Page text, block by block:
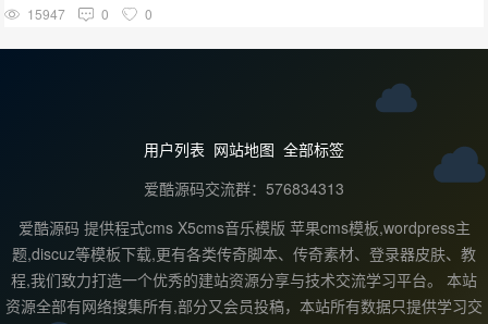
15947 0 0
用户列表 网站地图 全部标签
爱酷源码交流群：576834313
爱酷源码 提供程式cms X5cms音乐模版 苹果cms模板,wordpress主
题,discuz等模板下载,更有各类传奇脚本、传奇素材、登录器皮肤、教
程,我们致力打造一个优秀的建站资源分享与技术交流学习平台。 本站
资源全部有网络搜集所有,部分又会员投稿，本站所有数据只提供学习交